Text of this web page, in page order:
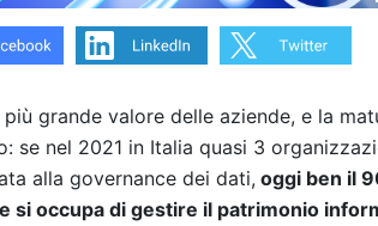
grande valore delle aziende, e la
se nel 2021 in Italia quasi 3
alla governance dei dati, oggi ben il
si occupa di gestire il patrimonio